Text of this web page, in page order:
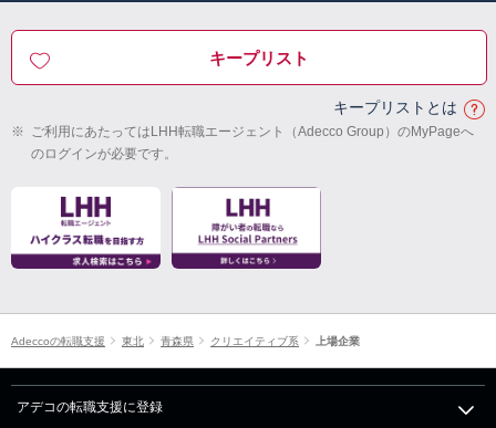
キープリスト
キープリストとは
※ ご利用にあたってはLHH転職エージェント（Adecco Group）のMyPageへ
のログインが必要です。
Adeccoの転職支援 東北 青森県 クリエイティブ系 上場企業
アデコの転職支援に登録